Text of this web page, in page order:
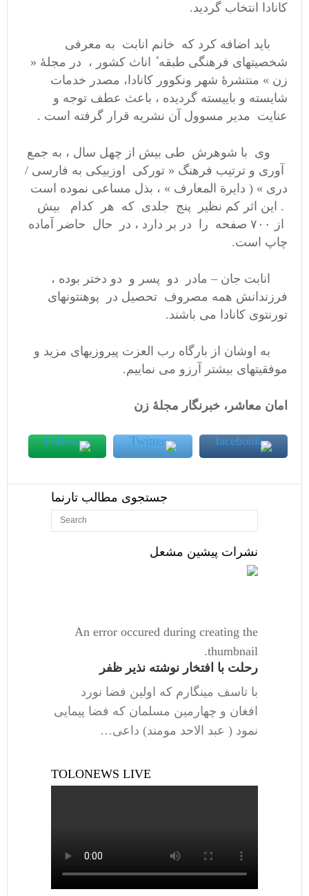
کانادا انتخاب گردید.
باید اضافه کرد که خانم انابت به معرفی
شخصیتهای فرهنگی طبقه ٔ اناث کشور ، در مجلهٔ «
زن » منتشرهٔ شهر ونکوور کانادا، مصدر خدمات
شایسته و باییسته گردیده ، باعث عطف توجه و
عنایت مدیر مسوول آن نشریه قرار گرفته است .
وی با شوهرش طی بیش از چهل سال ، به جمع
آوری و ترتیب فرهنگ « تورکی اوزبیکی به فارسی /
دری » ( دایرة المعارف » ، بذل مساعی نموده است
. این اثر کم نظیر پنج جلدی که هر کدام بیش
از ۷۰۰ صفحه را در بر دارد ، در حال حاضر آماده
چاپ است.
انابت جان – مادر دو پسر و دو دختر بوده ،
فرزندانش همه مصروف تحصیل در پوهنتونهای
تورنتوی کانادا می باشند.
به اوشان از بارگاه رب العزت پیروزیهای مزید و
موفقیتهای بیشتر آرزو می نماییم.
امان معاشر، خبرنگار مجلۀ زن
جستجوی مطالب تارنما
نشرات پیشین مشعل
An error occured during creating the
thumbnail.
رحلت با افتخار نوشته نذیر ظفر
با تاسف مینگارم که اولین فضا نورد
افغان و چهارمین مسلمان که فضا پیمایی
نمود ( عبد الاحد مومند) داعی…
TOLONEWS LIVE